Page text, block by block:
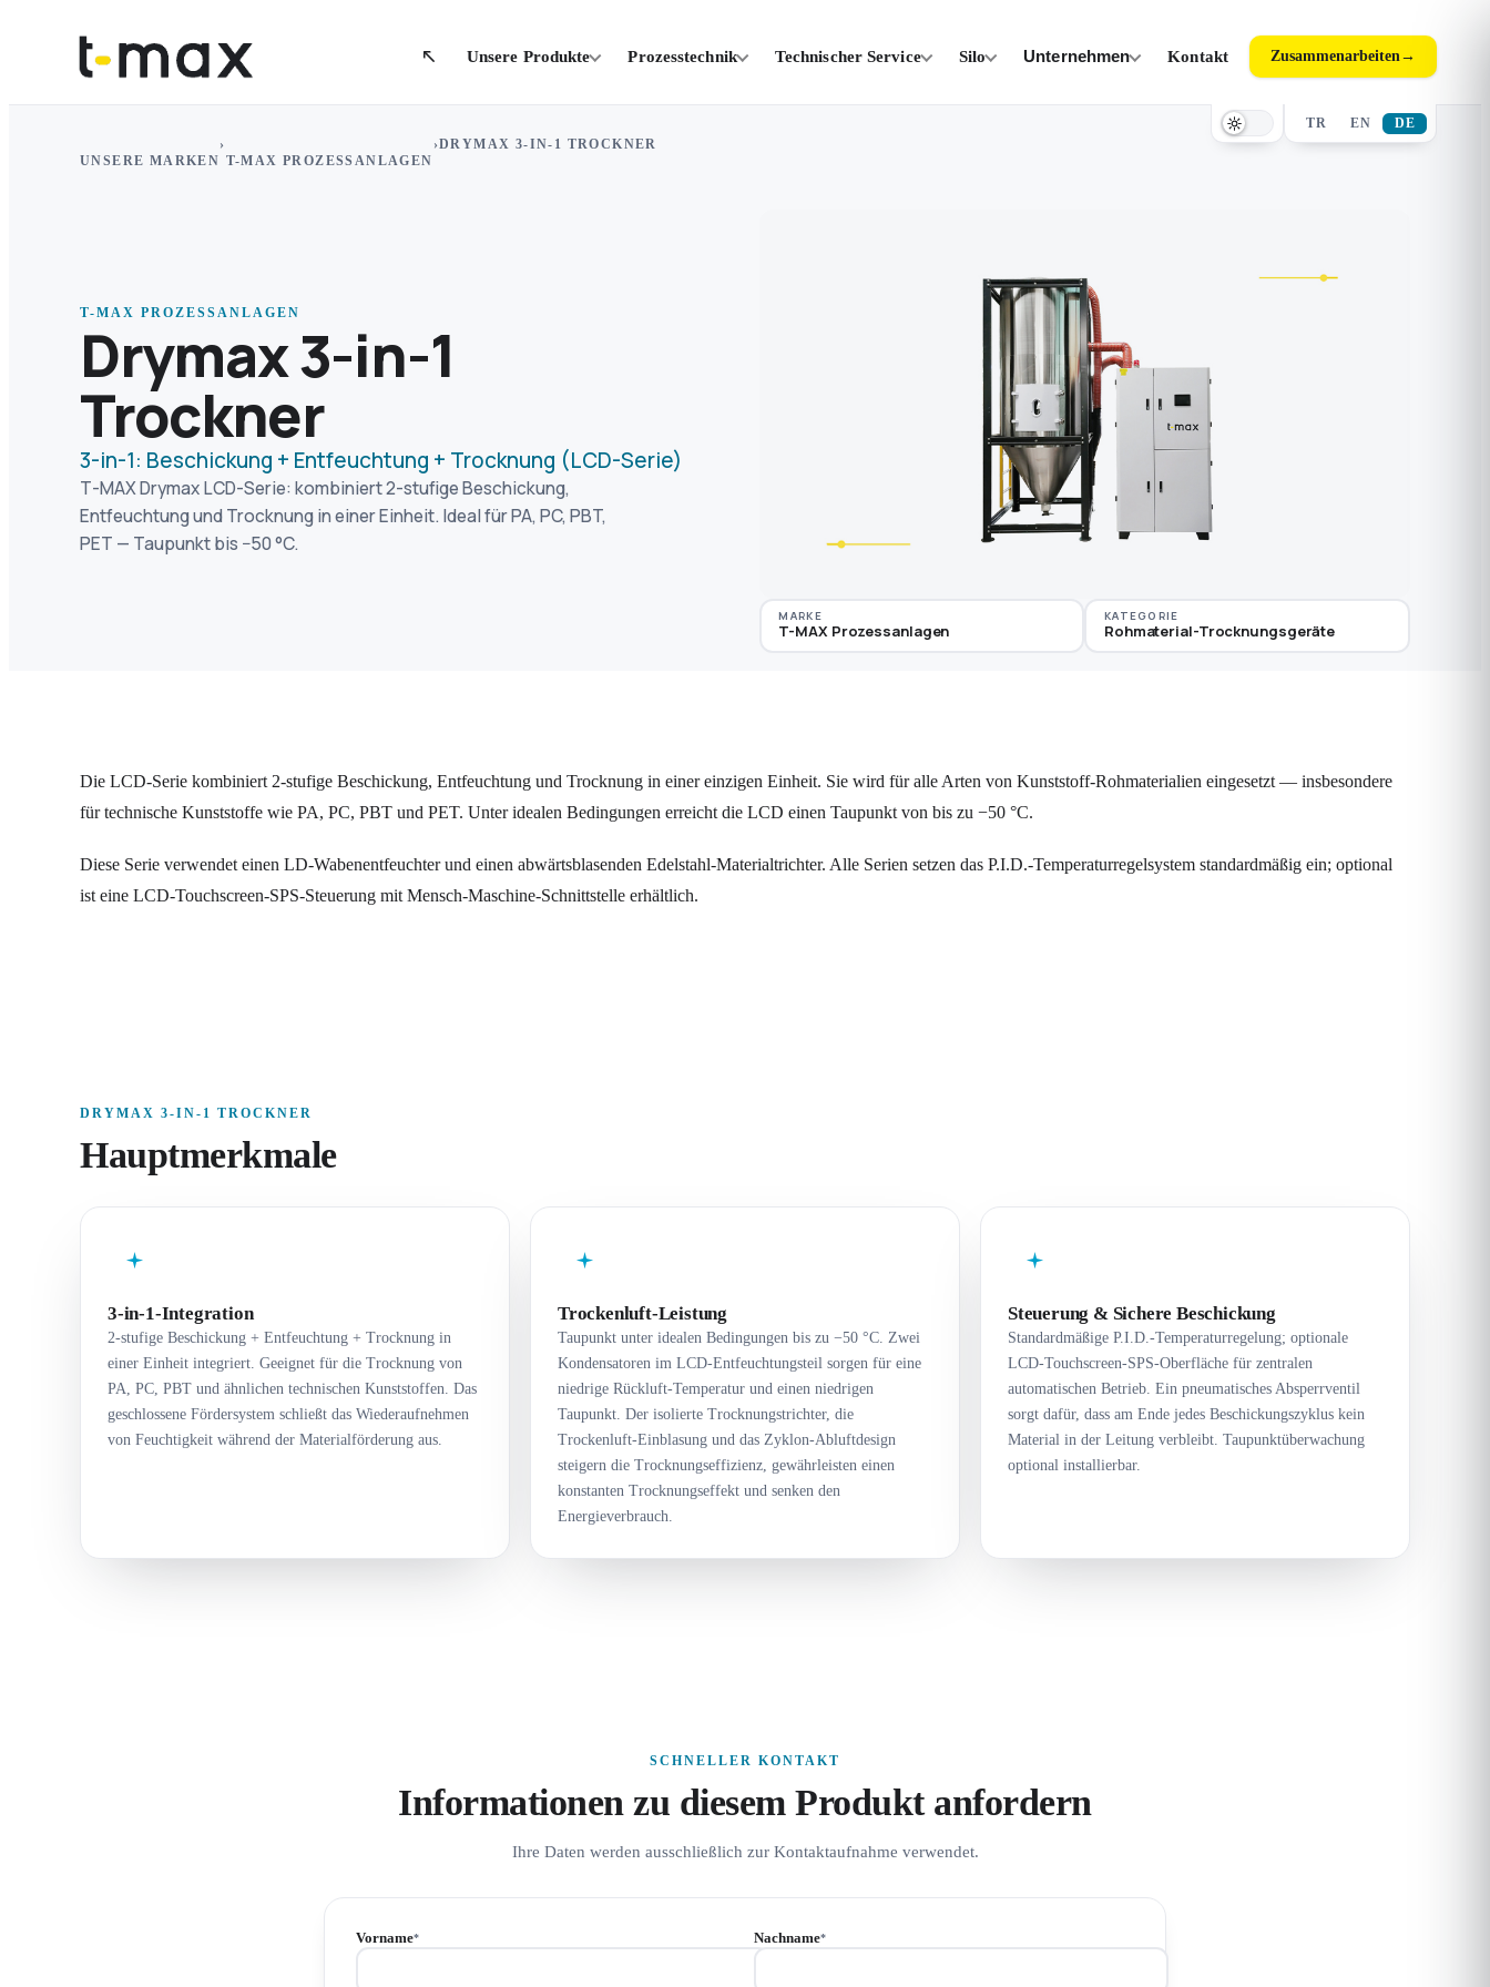
Unsere Produkte Prozesstechnik Technischer Service Silo Unternehmen Kontakt Zusammenarbeiten→
TR EN DE
UNSERE MARKEN
›
T-MAX PROZESSANLAGEN
›DRYMAX 3-IN-1 TROCKNER
T-MAX PROZESSANLAGEN
Drymax 3-in-1
Trockner
3-in-1: Beschickung + Entfeuchtung + Trocknung (LCD-Serie)
T-MAX Drymax LCD-Serie: kombiniert 2-stufige Beschickung,
Entfeuchtung und Trocknung in einer Einheit. Ideal für PA, PC, PBT,
PET — Taupunkt bis −50 °C.
MARKE
T-MAX Prozessanlagen
KATEGORIE
Rohmaterial-Trocknungsgeräte
Die LCD-Serie kombiniert 2-stufige Beschickung, Entfeuchtung und Trocknung in einer einzigen Einheit. Sie wird für alle Arten von Kunststoff-Rohmaterialien eingesetzt — insbesondere
für technische Kunststoffe wie PA, PC, PBT und PET. Unter idealen Bedingungen erreicht die LCD einen Taupunkt von bis zu −50 °C.
Diese Serie verwendet einen LD-Wabenentfeuchter und einen abwärtsblasenden Edelstahl-Materialtrichter. Alle Serien setzen das P.I.D.-Temperaturregelsystem standardmäßig ein; optional
ist eine LCD-Touchscreen-SPS-Steuerung mit Mensch-Maschine-Schnittstelle erhältlich.
DRYMAX 3-IN-1 TROCKNER
Hauptmerkmale
3-in-1-Integration
2-stufige Beschickung + Entfeuchtung + Trocknung in
einer Einheit integriert. Geeignet für die Trocknung von
PA, PC, PBT und ähnlichen technischen Kunststoffen. Das
geschlossene Fördersystem schließt das Wiederaufnehmen
von Feuchtigkeit während der Materialförderung aus.
Trockenluft-Leistung
Taupunkt unter idealen Bedingungen bis zu −50 °C. Zwei
Kondensatoren im LCD-Entfeuchtungsteil sorgen für eine
niedrige Rückluft-Temperatur und einen niedrigen
Taupunkt. Der isolierte Trocknungstrichter, die
Trockenluft-Einblasung und das Zyklon-Abluftdesign
steigern die Trocknungseffizienz, gewährleisten einen
konstanten Trocknungseffekt und senken den
Energieverbrauch.
Steuerung & Sichere Beschickung
Standardmäßige P.I.D.-Temperaturregelung; optionale
LCD-Touchscreen-SPS-Oberfläche für zentralen
automatischen Betrieb. Ein pneumatisches Absperrventil
sorgt dafür, dass am Ende jedes Beschickungszyklus kein
Material in der Leitung verbleibt. Taupunktüberwachung
optional installierbar.
SCHNELLER KONTAKT
Informationen zu diesem Produkt anfordern
Ihre Daten werden ausschließlich zur Kontaktaufnahme verwendet.
Vorname* Nachname*